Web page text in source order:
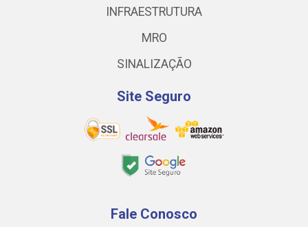
INFRAESTRUTURA
MRO
SINALIZAÇÃO
Site Seguro
Fale Conosco